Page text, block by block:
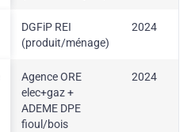
DGFiP REI
(produit/ménage)
2024
Agence ORE
elec+gaz +
ADEME DPE
fioul/bois
2024